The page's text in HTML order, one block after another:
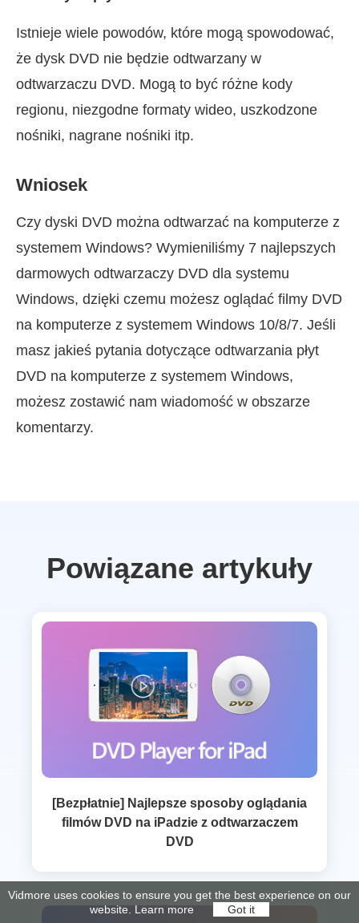
Istnieje wiele powodów, które mogą spowodować,
że dysk DVD nie będzie odtwarzany w
odtwarzaczu DVD. Mogą to być różne kody
regionu, niezgodne formaty wideo, uszkodzone
nośniki, nagrane nośniki itp.
Wniosek
Czy dyski DVD można odtwarzać na komputerze z
systemem Windows? Wymieniliśmy 7 najlepszych
darmowych odtwarzaczy DVD dla systemu
Windows, dzięki czemu możesz oglądać filmy DVD
na komputerze z systemem Windows 10/8/7. Jeśli
masz jakieś pytania dotyczące odtwarzania płyt
DVD na komputerze z systemem Windows,
możesz zostawić nam wiadomość w obszarze
komentarzy.
Powiązane artykuły
[Bezpłatnie] Najlepsze sposoby oglądania
filmów DVD na iPadzie z odtwarzaczem
DVD
Vidmore uses cookies to ensure you get the best experience on our
website. Learn more Got it